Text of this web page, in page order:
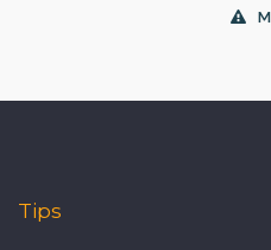
Tips